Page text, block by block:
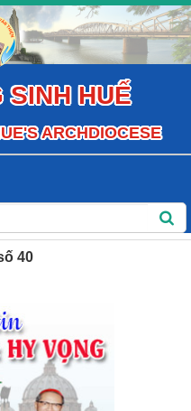
SINH HUẾ
ARCHDIOCESE
40